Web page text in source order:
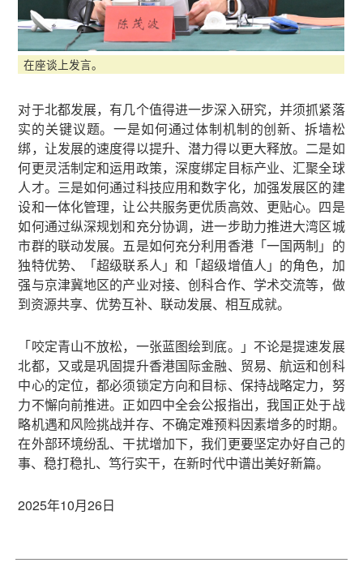
在座谈上发言。
对于北都发展，有几个值得进一步深入研究，并须抓紧落
实的关键议题。一是如何通过体制机制的创新、拆墙松
绑，让发展的速度得以提升、潜力得以更大释放。二是如
何更灵活制定和运用政策，深度绑定目标产业、汇聚全球
人才。三是如何通过科技应用和数字化，加强发展区的建
设和一体化管理，让公共服务更优质高效、更贴心。四是
如何通过纵深规划和充分协调，进一步助力推进大湾区城
市群的联动发展。五是如何充分利用香港「一国两制」的
独特优势、「超级联系人」和「超级增值人」的角色，加
强与京津冀地区的产业对接、创科合作、学术交流等，做
到资源共享、优势互补、联动发展、相互成就。
「咬定青山不放松，一张蓝图绘到底。」不论是提速发展
北都，又或是巩固提升香港国际金融、贸易、航运和创科
中心的定位，都必须锁定方向和目标、保持战略定力，努
力不懈向前推进。正如四中全会公报指出，我国正处于战
略机遇和风险挑战并存、不确定难预料因素增多的时期。
在外部环境纷乱、干扰增加下，我们更要坚定办好自己的
事、稳打稳扎、笃行实干，在新时代中谱出美好新篇。
2025年10月26日